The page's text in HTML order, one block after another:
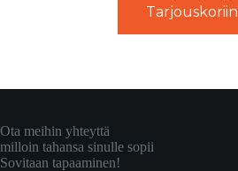
Tarjouskoriin
Ota meihin yhteyttä
milloin tahansa sinulle sopii
Sovitaan tapaaminen!